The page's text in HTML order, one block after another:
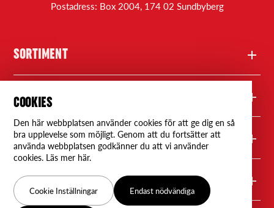
COOKIES
Den här webbplatsen använder cookies för att ge dig en så
bra upplevelse som möjligt. Genom att du fortsätter att
använda webbplatsen godkänner du att vi använder
cookies. Läs mer här.
Cookie Inställningar Endast nödvändiga
Postadress: Box 2004, 174 02 Sundbyberg
SORTIMENT
Recept
Rydbergs Professional
FRÅGOR
Kontakta oss
Våra återförsäljare
RYDBERGS
Om oss
FÖLJ OSS